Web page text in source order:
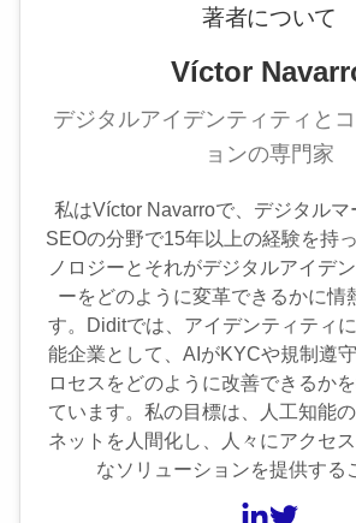
著者について
Víctor
デジタルアイデンティティと
ョンの専門家
私はVíctor Navarroで、デジタルマ
SEOの分野で15年以上の経験を持
ノロジーとそれがデジタルアイデ
ーをどのように変革できるかに情
す。Diditでは、アイデンティティ
能企業として、AIがKYCや規制遵
ロセスをどのように改善できるか
ています。私の目標は、人工知能
ネットを人間化し、人々にアクセ
なソリューションを提供する